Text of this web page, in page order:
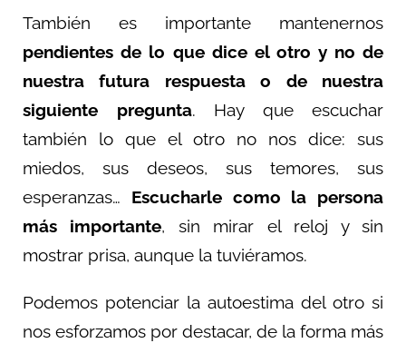
También es importante mantenernos
pendientes de lo que dice el otro y no de
nuestra futura respuesta o de nuestra
siguiente pregunta. Hay que escuchar
también lo que el otro no nos dice: sus
miedos, sus deseos, sus temores, sus
esperanzas… Escucharle como la persona
más importante, sin mirar el reloj y sin
mostrar prisa, aunque la tuviéramos.
Podemos potenciar la autoestima del otro si
nos esforzamos por destacar, de la forma más